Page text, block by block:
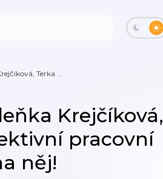
Terka ...
Krejčíková,
pracovní
něj!